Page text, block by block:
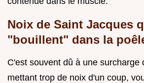
Noix de Saint Jacques
"bouillent" dans la
C'est souvent dû à une surcharge
mettant trop de noix d'un coup,